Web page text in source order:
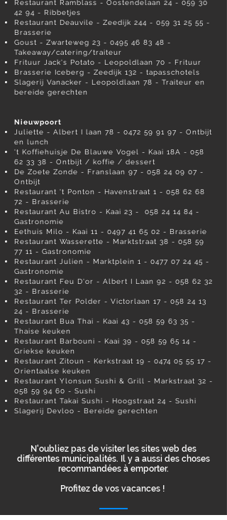
Restaurant Ramblass - Oostendelaan 24 - 059 30
42 94 - Ribbetjes
Restaurant Deauvile - Zeedijk 244 - 059 31 25 55 -
Brasserie
Goust - Zwarteweg 23 - 0495 46 83 48 -
Takeaway/catering/traiteur
Frituur Jack's Potato - Leopoldlaan 70 - Frituur
Brasserie Iceberg - Zeedijk 132 - tapasschotels
Slagerij Vanacker - Leopoldlaan 78 - Traiteur en
bereide gerechten
Nieuwpoort
Juliette - Albert I laan 78 - 0472 59 91 97 - Ontbijt
en lunch
't Koffiehuisje De Blauwe Vogel - Kaai 18A - 058
62 33 38 - Ontbijt / koffie / dessert
De Zoete Zonde - Franslaan 97 - 058 24 09 07 -
Ontbijt
Restaurant 't Ponton - Havenstraat 1 - 058 62 68
72 - Brasserie
Restaurant Au Bistro - Kaai 23 - 058 24 14 84 -
Gastronomie
Eethuis Milo - Kaai 11 - 0497 41 65 02 - Brasserie
Restaurant Wasserette - Marktstraat 38 - 058 59
77 11 - Gastronomie
Restaurant Julien - Marktplein 1 - 0477 07 24 45 -
Gastronomie
Restaurant Feu D'or - Albert I Laan 92 - 058 62 32
32 - Brasserie
Restaurant Ter Polder - Victorlaan 17 - 058 24 13
24 - Brasserie
Restaurant Bua Thai - Kaai 43 - 058 59 63 35 -
Thaise keuken
Restaurant Barbouni - Kaai 39 - 058 59 65 14 -
Griekse keuken
Restaurant Zitoun - Kerkstraat 19 - 0474 05 55 17 -
Orientaalse keuken
Restaurant Ylonsun Sushi & Grill - Markstraat 32 -
058 59 94 60 - Sushi
Restaurant Takai Sushi - Hoogstraat 24 - Sushi
Slagerij Devloo - Bereide gerechten
N'oubliez pas de visiter les sites web des
différentes municipalités. Il y a aussi des choses
recommandées à emporter.
Profitez de vos vacances !